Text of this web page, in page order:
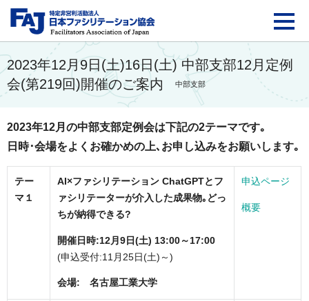
FAJ：特定非営利活動
2023年12月9日(土)16日(土) 中部支部12月定例
会(第219回)開催のご案内
中部支部
2023年12月の中部支部定例会は下記の2テーマです｡
日時･会場をよくお確かめの上､お申し込みをお願いします｡
テー
マ１
AI×ファシリテーション ChatGPTとフ
ァシリテーターが介入した成果物｡どっ
ちが納得できる?
開催日時:12月9日(土) 13:00～17:00
(申込受付:11月25日(土)～)
会場: 名古屋工業大学
申込ページ
概要